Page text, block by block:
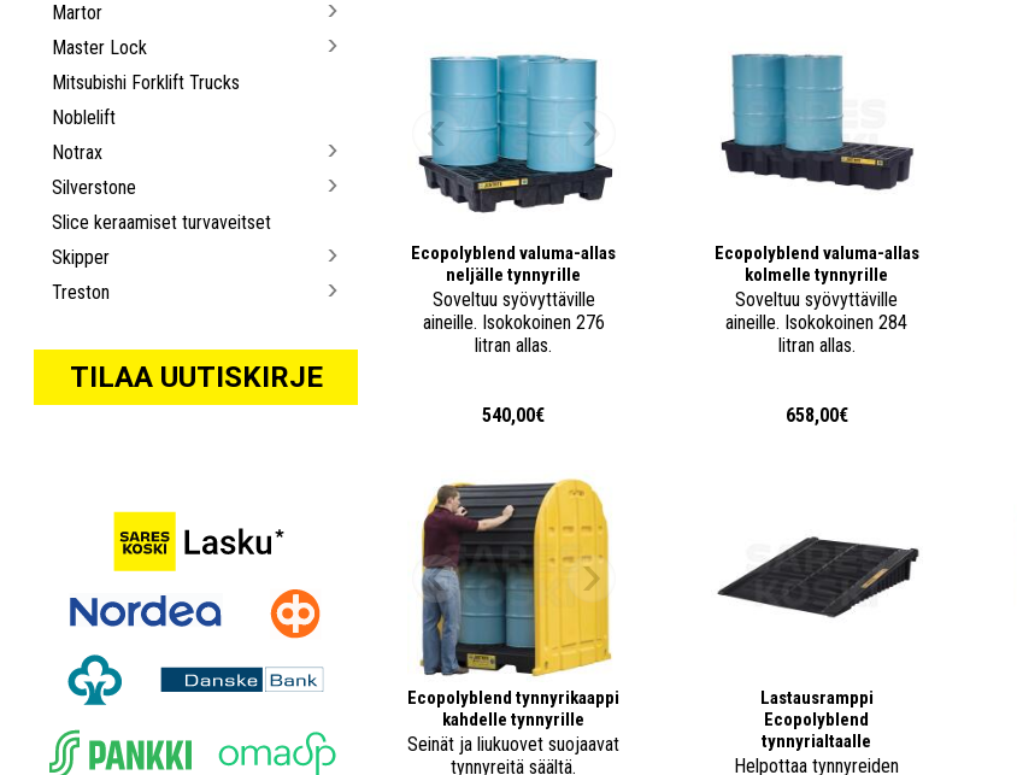
Martor
Master Lock
Mitsubishi Forklift Trucks
Noblelift
Notrax
Silverstone
Slice keraamiset turvaveitset
Skipper
Treston
TILAA UUTISKIRJE
Ecopolyblend valuma-allas
neljälle tynnyrille
Soveltuu syövyttäville
aineille. Isokokoinen 276
litran allas.
540,00€
Ecopolyblend valuma-allas
kolmelle tynnyrille
Soveltuu syövyttäville
aineille. Isokokoinen 284
litran allas.
658,00€
Ecopolyblend tynnyrikaappi
kahdelle tynnyrille
Seinät ja liukuovet suojaavat
tynnyreitä säältä.
Lastausramppi
Ecopolyblend
tynnyrialtaalle
Helpottaa tynnyreiden